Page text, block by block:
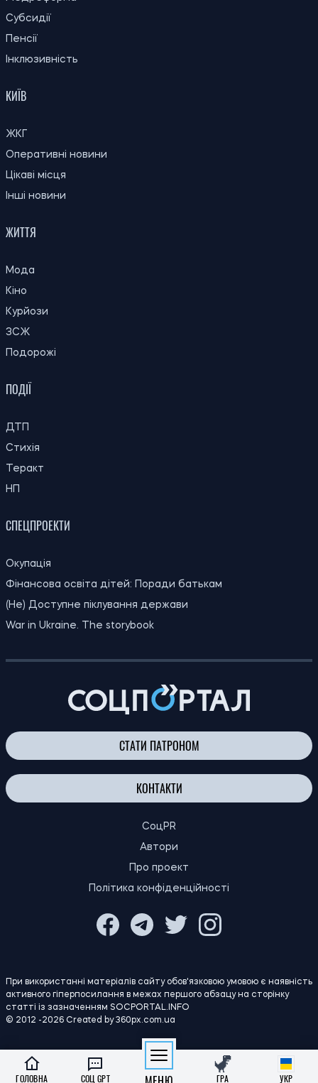
Субсидії
Пенсії
Інклюзивність
КИЇВ
ЖКГ
Оперативні новини
Цікаві місця
Інші новини
ЖИТТЯ
Мода
Кіно
Курйози
ЗСЖ
Подорожі
ПОДІЇ
ДТП
Стихія
Теракт
НП
СПЕЦПРОЕКТИ
Окупація
Фінансова освіта дітей: Поради батькам
(Не) Доступне піклування держави
War in Ukraine. The storybook
СТАТИ ПАТРОНОМ
КОНТАКТИ
СоцPR
Автори
Про проект
Політика конфіденційності
При використанні матеріалів сайту обов'язковою умовою є наявність
активного гіперпосилання в межах першого абзацу на сторінку
статті із зазначенням SOCPORTAL.INFO
© 2012 -2026 Created by 360px.com.ua
ГОЛОВНА СОЦ GPT ГРА УКР